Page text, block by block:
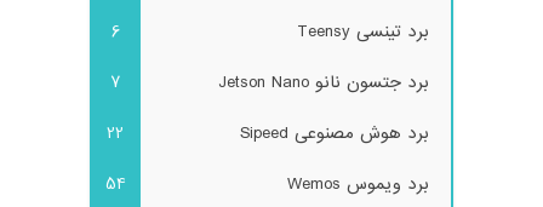
برد تینسی Teensy
6
برد جتسون نانو Jetson Nano
7
برد هوش مصنوعی Sipeed
22
برد ویموس Wemos
54